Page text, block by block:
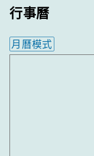
行事曆
月曆模式